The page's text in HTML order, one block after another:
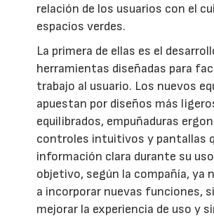
relación de los usuarios con el
espacios verdes.
La primera de ellas es el
herramientas diseñadas para
trabajo al usuario. Los nuevos
apuestan por diseños más
equilibrados, empuñaduras
controles intuitivos y pantallas
información clara durante su
objetivo, según la compañía, ya
a incorporar nuevas funciones,
mejorar la experiencia de uso y